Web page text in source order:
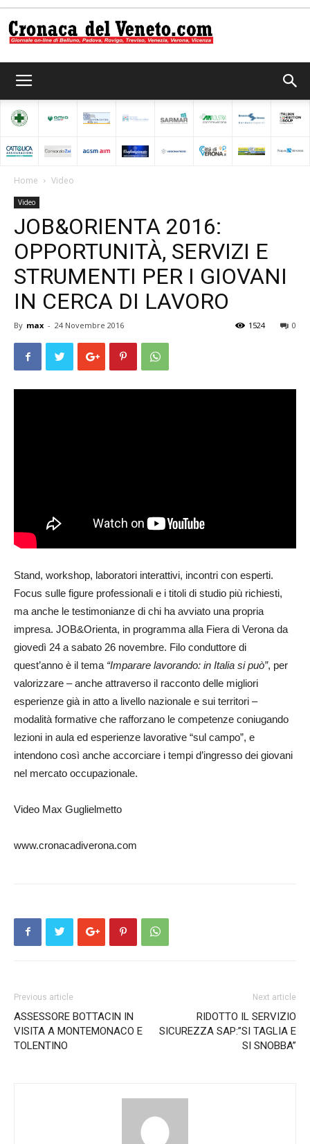
del
Home Video
Video
JOB&ORIENTA 2016:
OPPORTUNITÀ, SERVIZI E
STRUMENTI PER I GIOVANI
IN CERCA DI LAVORO
By max - 24 Novembre 2016 0
1524
Stand, workshop, laboratori interattivi, incontri con esperti.
Focus sulle figure professionali e i titoli di studio più richiesti,
ma anche le testimonianze di chi ha avviato una propria
impresa. JOB&Orienta, in programma alla Fiera di Verona da
giovedì 24 a sabato 26 novembre. Filo conduttore di
quest’anno è il tema “Imparare lavorando: in Italia si può”, per
valorizzare – anche attraverso il racconto delle migliori
esperienze già in atto a livello nazionale e sui territori –
modalità formative che rafforzano le competenze coniugando
lezioni in aula ed esperienze lavorative “sul campo”, e
intendono così anche accorciare i tempi d’ingresso dei giovani
nel mercato occupazionale.
Video Max Guglielmetto
www.cronacadiverona.com
Previous article
ASSESSORE BOTTACIN IN
VISITA A MONTEMONACO E
TOLENTINO
Next article
RIDOTTO IL SERVIZIO
SICUREZZA SAP:”SI TAGLIA E
SI SNOBBA”